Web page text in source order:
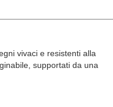
vivaci e resistenti alla
supportati da una